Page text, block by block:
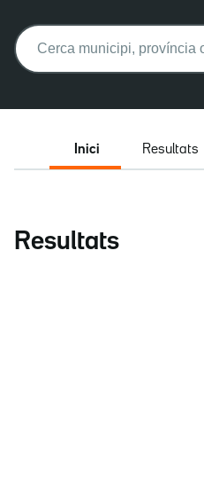
Buscar:
Inici Resultats
Resultats